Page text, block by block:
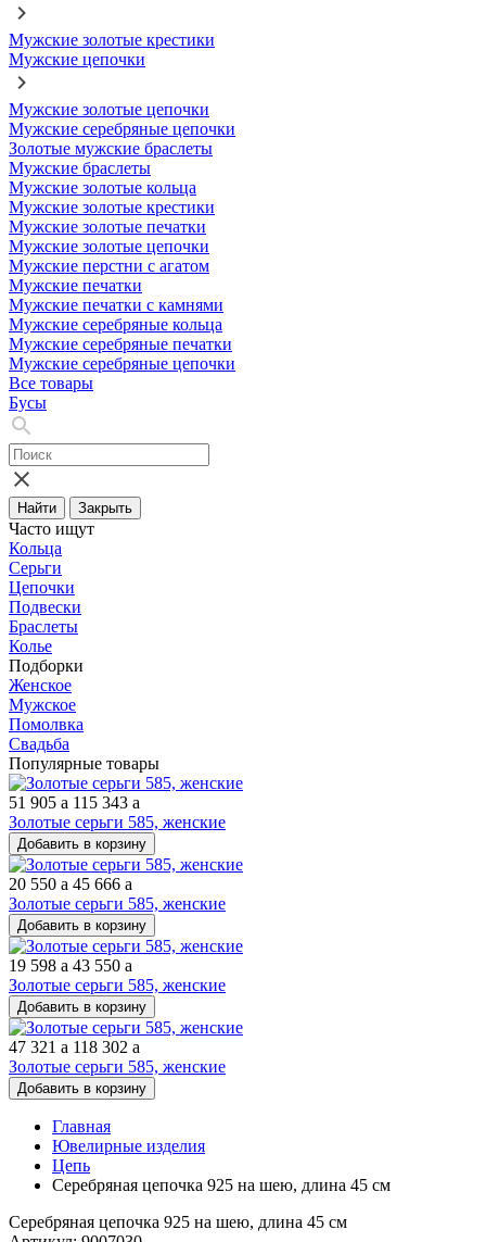
Мужские золотые крестики
Мужские цепочки
Мужские золотые цепочки
Мужские серебряные цепочки
Золотые мужские браслеты
Мужские браслеты
Мужские золотые кольца
Мужские золотые крестики
Мужские золотые печатки
Мужские золотые цепочки
Мужские перстни с агатом
Мужские печатки
Мужские печатки с камнями
Мужские серебряные кольца
Мужские серебряные печатки
Мужские серебряные цепочки
Все товары
Бусы
Найти Закрыть
Часто ищут
Кольца
Серьги
Цепочки
Подвески
Браслеты
Колье
Подборки
Женское
Мужское
Помолвка
Свадьба
Популярные товары
51 905 a 115 343 a
Золотые серьги 585, женские
Добавить в корзину
20 550 a 45 666 a
Золотые серьги 585, женские
Добавить в корзину
19 598 a 43 550 a
Золотые серьги 585, женские
Добавить в корзину
47 321 a 118 302 a
Золотые серьги 585, женские
Добавить в корзину
Главная
Ювелирные изделия
Цепь
Серебряная цепочка 925 на шею, длина 45 см
Серебряная цепочка 925 на шею, длина 45 см